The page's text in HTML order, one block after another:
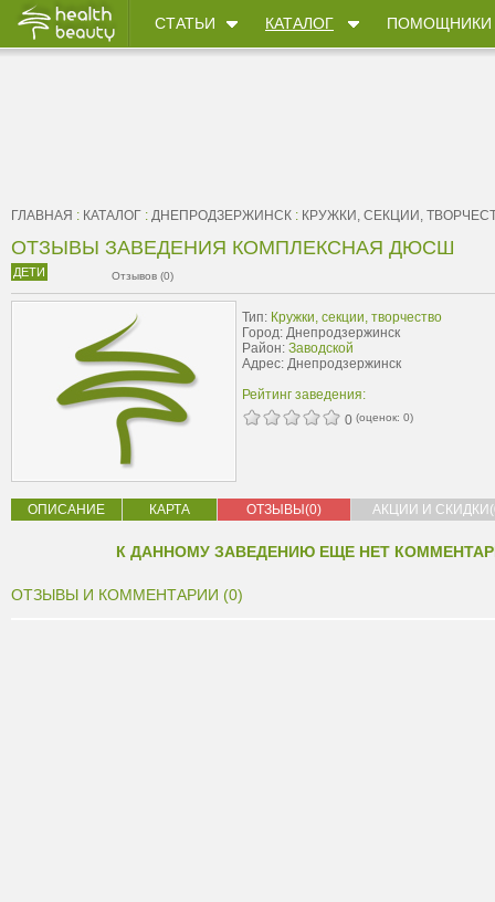
СТАТЬИ КАТАЛОГ ПОМОЩНИКИ
ГЛАВНАЯ : КАТАЛОГ : ДНЕПРОДЗЕРЖИНСК : КРУЖКИ, СЕКЦИИ,
ОТЗЫВЫ ЗАВЕДЕНИЯ КОМПЛЕКСНАЯ ДЮСШ
ДЕТИ Отзывов (0)
Тип: Кружки, секции, творчество
Город: Днепродзержинск
Район: Заводской
Адрес: Днепродзержинск
Рейтинг заведения:
0 (оценок: 0)
ОПИСАНИЕ КАРТА ОТЗЫВЫ(0) АКЦИИ И
К ДАННОМУ ЗАВЕДЕНИЮ ЕЩЕ НЕТ
ОТЗЫВЫ И КОММЕНТАРИИ (0)